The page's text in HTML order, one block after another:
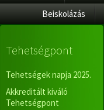
Beiskolázás
Tehetségpont
Tehetségek napja 2025.
Akkreditált kiváló
Tehetségpont